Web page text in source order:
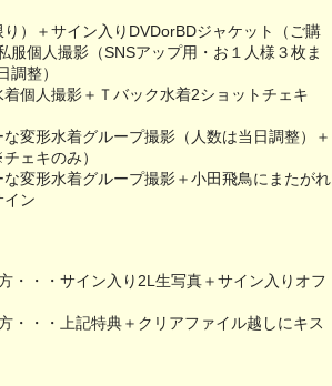
）＋サイン入りDVDorBDジャケット（ご購
服個人撮影（SNSアップ用・お１人様３枚ま
整）
個人撮影＋Ｔバック水着2ショットチェキ
変形水着グループ撮影（人数は当日調整）＋
ェキのみ）
変形水着グループ撮影＋小田飛鳥にまたがれ
ン
・・サイン入り2L生写真＋サイン入りオフ
・・上記特典＋クリアファイル越しにキス